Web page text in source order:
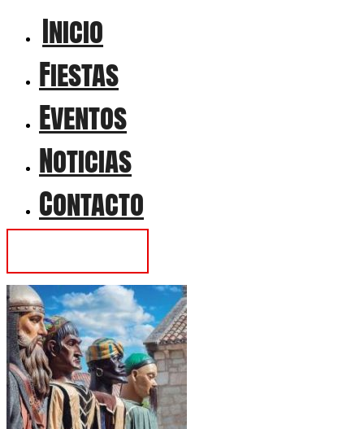
Inicio
Fiestas
Eventos
Noticias
Contacto